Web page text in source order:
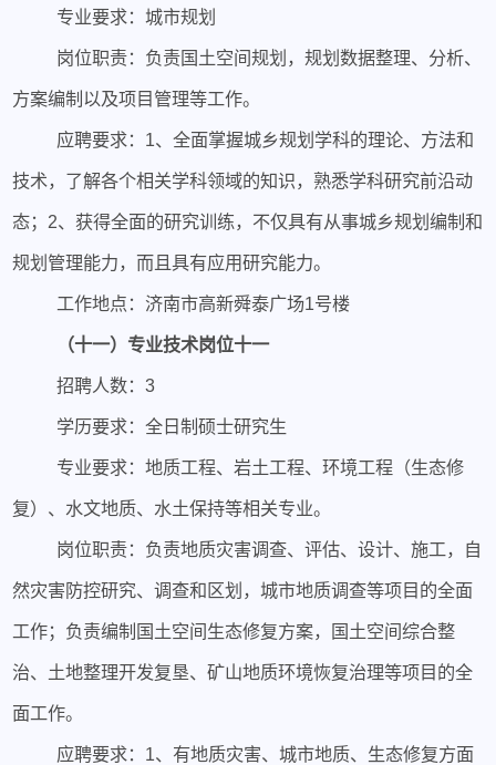
专业要求：城市规划
岗位职责：负责国土空间规划，规划数据整理、分析、
方案编制以及项目管理等工作。
应聘要求：1、全面掌握城乡规划学科的理论、方法和
技术，了解各个相关学科领域的知识，熟悉学科研究前沿动
态；2、获得全面的研究训练，不仅具有从事城乡规划编制和
规划管理能力，而且具有应用研究能力。
工作地点：济南市高新舜泰广场1号楼
（十一）专业技术岗位十一
招聘人数：3
学历要求：全日制硕士研究生
专业要求：地质工程、岩土工程、环境工程（生态修
复）、水文地质、水土保持等相关专业。
岗位职责：负责地质灾害调查、评估、设计、施工，自
然灾害防控研究、调查和区划，城市地质调查等项目的全面
工作；负责编制国土空间生态修复方案，国土空间综合整
治、土地整理开发复垦、矿山地质环境恢复治理等项目的全
面工作。
应聘要求：1、有地质灾害、城市地质、生态修复方面